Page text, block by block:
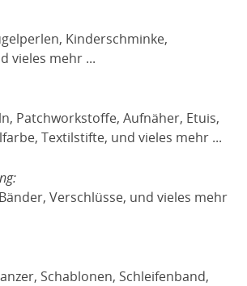
Kinderschminke,
vieles mehr ...
Patchworkstoffe, Aufnäher, Etuis,
Textilstifte, und vieles mehr ...
Verschlüsse, und vieles mehr
Schablonen, Schleifenband,